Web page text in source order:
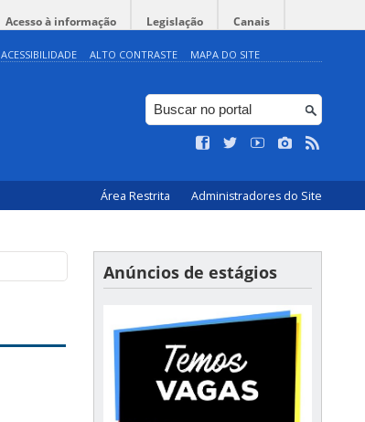
Acesso à informação Legislação Canais
ACESSIBILIDADE ALTO CONTRASTE MAPA DO SITE
Área Restrita Administradores do Site
Anúncios de estágios